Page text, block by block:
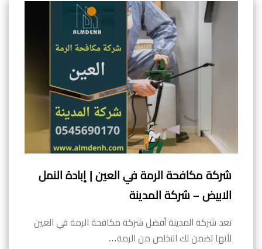
شركة مكافحة الرمة في العين | إبادة النمل
الابيض – شركة المدينة
تعد شركة المدينة أفضل شركة مكافحة الرمة في العين
لأنها تضمن لك التخلص من الرمة…